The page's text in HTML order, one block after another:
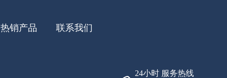
热销产品 联系我们
24小时 服务热线